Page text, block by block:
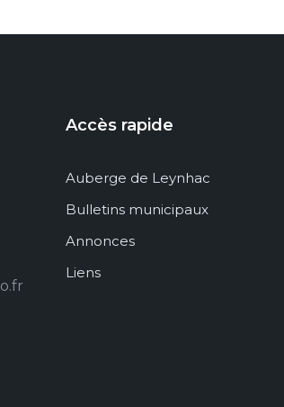
Accès rapide
Auberge de Leynhac
Bulletins municipaux
Annonces
Liens